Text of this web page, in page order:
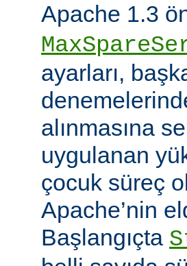
Apache 1.3
ayarları,
alınmasına
uygulanan
çocuk süreç
Apache’nin
Başlangıçta